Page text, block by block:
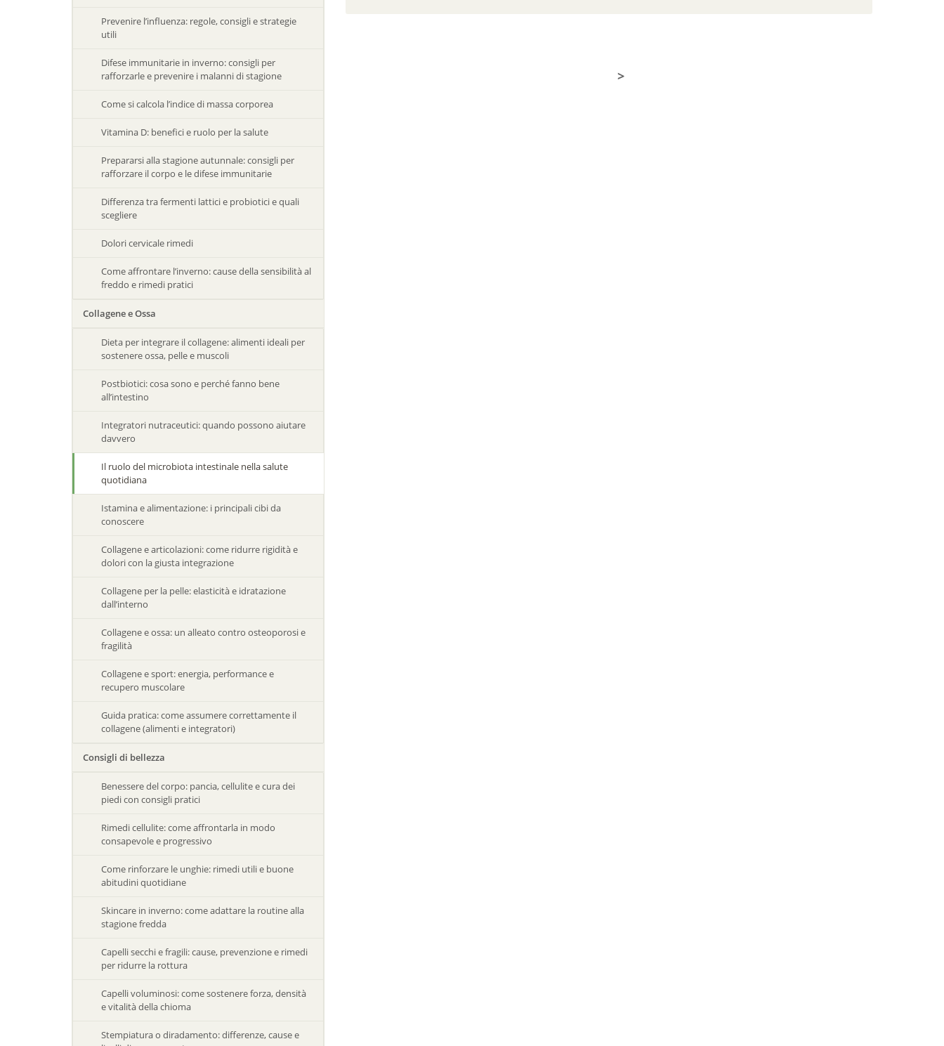
Prevenire l’influenza: regole, consigli e strategie
utili
Difese immunitarie in inverno: consigli per
rafforzarle e prevenire i malanni di stagione
Come si calcola l’indice di massa corporea
Vitamina D: benefici e ruolo per la salute
Prepararsi alla stagione autunnale: consigli per
rafforzare il corpo e le difese immunitarie
Differenza tra fermenti lattici e probiotici e quali
scegliere
Dolori cervicale rimedi
Come affrontare l’inverno: cause della sensibilità al
freddo e rimedi pratici
Collagene e Ossa
Dieta per integrare il collagene: alimenti ideali per
sostenere ossa, pelle e muscoli
Postbiotici: cosa sono e perché fanno bene
all’intestino
Integratori nutraceutici: quando possono aiutare
davvero
Il ruolo del microbiota intestinale nella salute
quotidiana
Istamina e alimentazione: i principali cibi da
conoscere
Collagene e articolazioni: come ridurre rigidità e
dolori con la giusta integrazione
Collagene per la pelle: elasticità e idratazione
dall’interno
Collagene e ossa: un alleato contro osteoporosi e
fragilità
Collagene e sport: energia, performance e
recupero muscolare
Guida pratica: come assumere correttamente il
collagene (alimenti e integratori)
Consigli di bellezza
Benessere del corpo: pancia, cellulite e cura dei
piedi con consigli pratici
Rimedi cellulite: come affrontarla in modo
consapevole e progressivo
Come rinforzare le unghie: rimedi utili e buone
abitudini quotidiane
Skincare in inverno: come adattare la routine alla
stagione fredda
Capelli secchi e fragili: cause, prevenzione e rimedi
per ridurre la rottura
Capelli voluminosi: come sostenere forza, densità
e vitalità della chioma
Stempiatura o diradamento: differenze, cause e
>